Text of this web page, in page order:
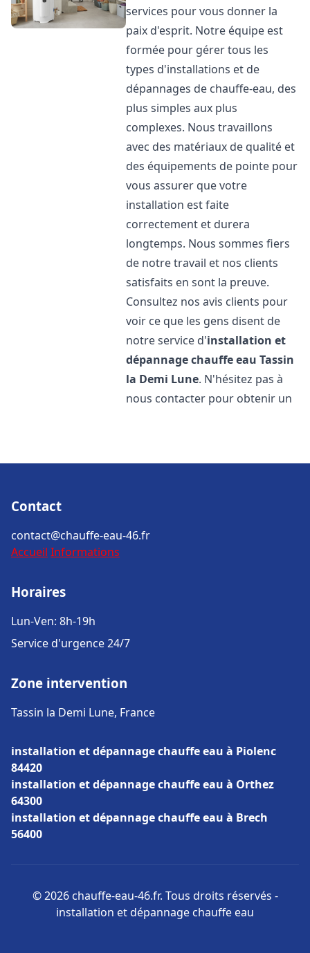
services pour vous donner la
paix d'esprit. Notre équipe est
formée pour gérer tous les
types d'installations et de
dépannages de chauffe-eau, des
plus simples aux plus
complexes. Nous travaillons
avec des matériaux de qualité et
des équipements de pointe pour
vous assurer que votre
installation est faite
correctement et durera
longtemps. Nous sommes fiers
de notre travail et nos clients
satisfaits en sont la preuve.
Consultez nos avis clients pour
voir ce que les gens disent de
notre service d'installation et
dépannage chauffe eau Tassin
la Demi Lune. N'hésitez pas à
nous contacter pour obtenir un
Contact
contact@chauffe-eau-46.fr
Accueil Informations
Horaires
Lun-Ven: 8h-19h
Service d'urgence 24/7
Zone intervention
Tassin la Demi Lune, France
installation et dépannage chauffe eau à Piolenc
84420
installation et dépannage chauffe eau à Orthez
64300
installation et dépannage chauffe eau à Brech
56400
© 2026 chauffe-eau-46.fr. Tous droits réservés -
installation et dépannage chauffe eau